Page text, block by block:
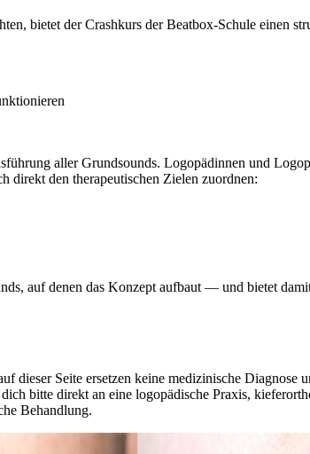
bietet der Crashkurs der Beatbox-Schule einen
aller Grundsounds. Logopädinnen und
direkt den therapeutischen Zielen zuordnen:
auf denen das Konzept aufbaut — und bietet
Seite ersetzen keine medizinische Diagnose
bitte direkt an eine logopädische Praxis,
Behandlung.